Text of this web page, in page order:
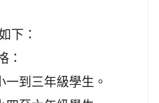
下：
：
到三年級學生。